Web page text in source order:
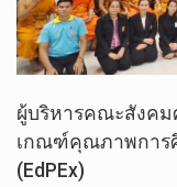
ผู้บริหารคณะสังคม
เกณฑ์คุณภาพการศึ
(EdPEx)